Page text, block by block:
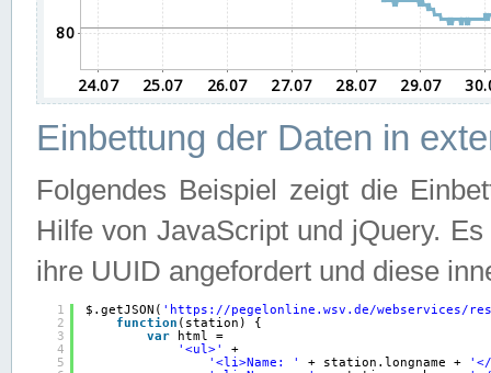
Einbettung der Daten in
Folgendes Beispiel zeigt die
Hilfe von JavaScript und jQuery.
ihre UUID angefordert und diese
1
2
3
4
5
$.getJSON( ' https://pegelonline.wsv.de/webservices/
function (station) {
var
html =
'<ul>'
+
'<li>Name: '
+ station.longname +